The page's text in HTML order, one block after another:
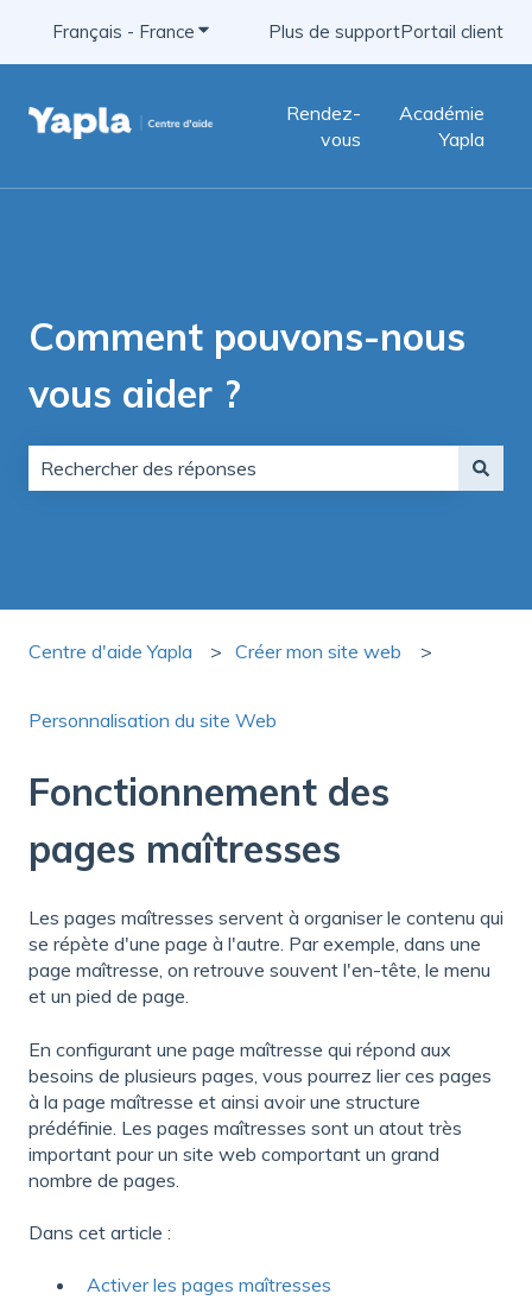
Français - France Afficher le sous-menu pour les
Plus de supportPortail client
Rendez-
vous
Académie
Yapla
Comment pouvons-nous
vous aider ?
Centre d'aide Yapla Créer mon site web
Personnalisation du site Web
Fonctionnement des
pages maîtresses
Les pages maîtresses servent à organiser le contenu qui
se répète d'une page à l'autre. Par exemple, dans une
page maîtresse, on retrouve souvent l'en-tête, le menu
et un pied de page.
En configurant une page maîtresse qui répond aux
besoins de plusieurs pages, vous pourrez lier ces pages
à la page maîtresse et ainsi avoir une structure
prédéfinie. Les pages maîtresses sont un atout très
important pour un site web comportant un grand
nombre de pages.
Dans cet article :
Activer les pages maîtresses